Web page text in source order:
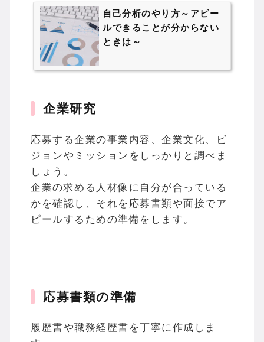
自己分析のやり方～アピー
ルできることが分からない
ときは～
企業研究
応募する企業の事業内容、企業文化、ビ
ジョンやミッションをしっかりと調べま
しょう。
企業の求める人材像に自分が合っている
かを確認し、それを応募書類や面接でア
ピールするための準備をします。
応募書類の準備
履歴書や職務経歴書を丁寧に作成しま